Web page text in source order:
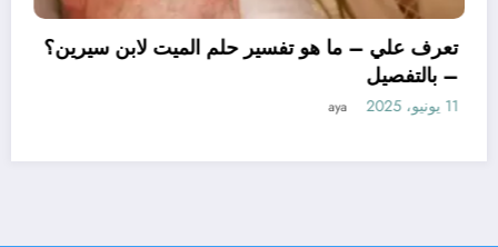
تعرف علي –
هو تأويل ابن سيرين لتفسير حلم